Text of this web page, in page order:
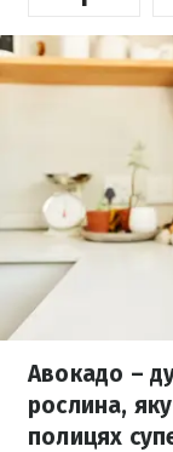
Авокадо –
рослина,
полицях